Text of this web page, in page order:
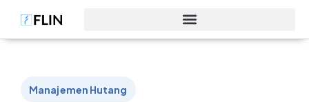
Manajemen Hutang